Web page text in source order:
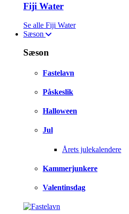
Fiji Water
Se alle Fiji Water
Sæson
Sæson
Fastelavn
Påskeslik
Halloween
Jul
Årets julekalendere
Kammerjunkere
Valentinsdag